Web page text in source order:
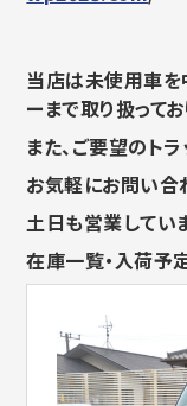
当店は未使用車を
ーまで取り扱ってお
また、ご要望のト
お気軽にお問い合
土日も営業してい
在庫一覧・入荷予